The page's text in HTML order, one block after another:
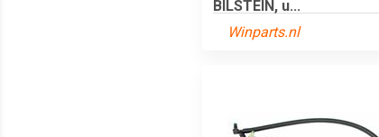
BILSTEIN, u...
Winparts.nl